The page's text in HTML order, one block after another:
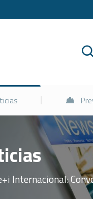
Internacional:
Noticias